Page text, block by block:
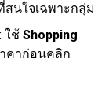
นใจเฉพาะกลุ่ม
: ใช้ Shopping
คาก่อนคลิก